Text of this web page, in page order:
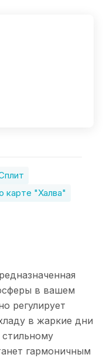
карте "Халва"
в вашем
регулирует
в жаркие дни
гармоничным